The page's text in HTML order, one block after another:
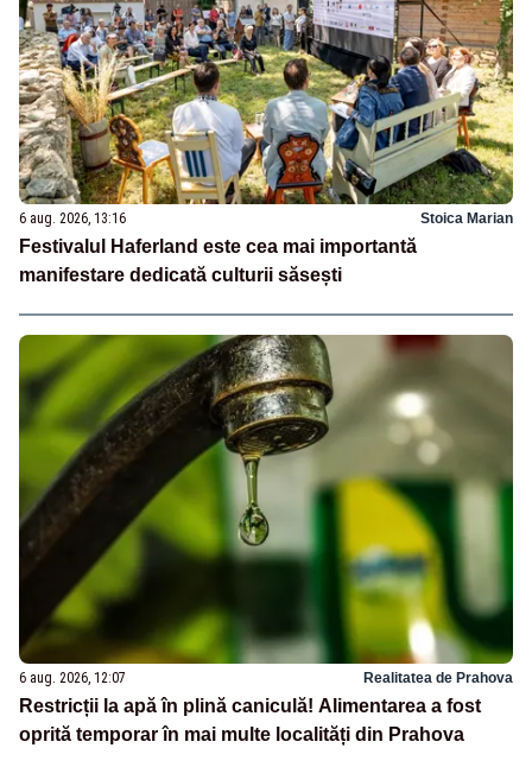
6 aug. 2026, 13:16 Stoica Marian
Festivalul Haferland este cea mai importantă
manifestare dedicată culturii săsești
6 aug. 2026, 12:07 Realitatea de Prahova
Restricții la apă în plină caniculă! Alimentarea a fost
oprită temporar în mai multe localități din Prahova